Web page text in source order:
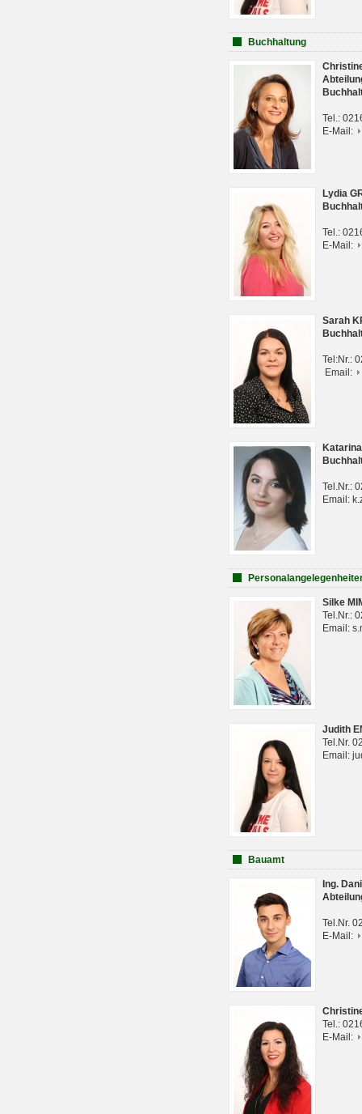
Buchhaltung
Tel.:
E-Mail:
Lydia
Tel.:
E-Mail:
Sarah
Tel:Nr.:
Email:
Tel.Nr.:
Email:
Silke
Tel.Nr.:
Email:
Judith
Tel.Nr.
Email:
Bauamt
Ing.
Tel.Nr.
E-Mail:
Tel.:
E-Mail: